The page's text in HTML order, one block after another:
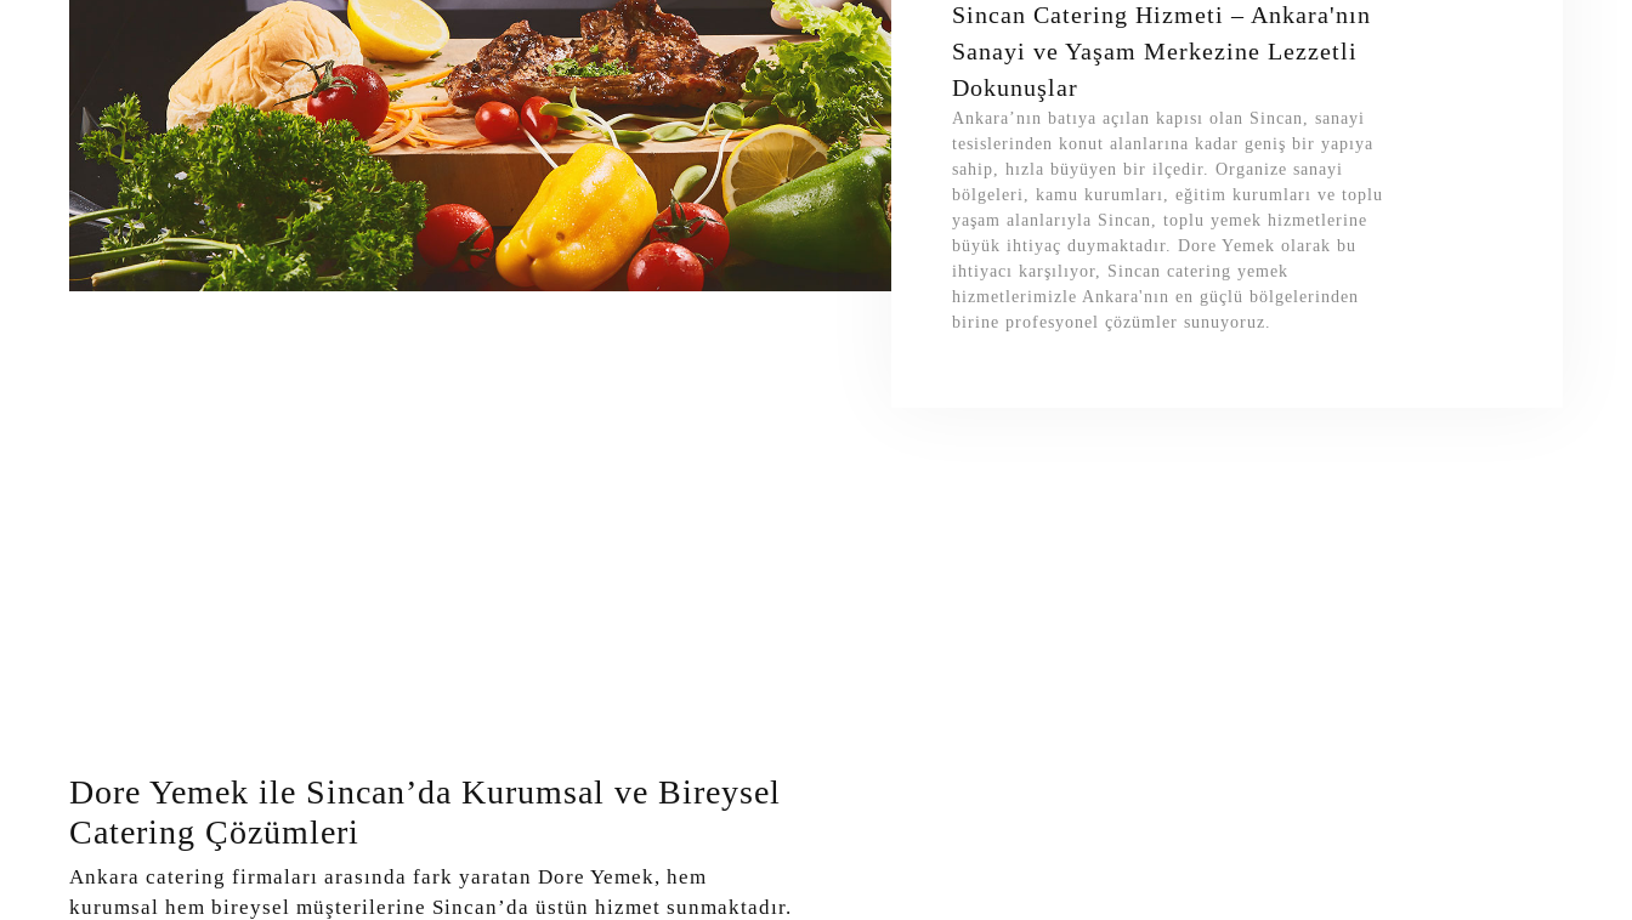
Sincan Catering Hizmeti – Ankara'nın
Sanayi ve Yaşam Merkezine Lezzetli
Dokunuşlar
Ankara’nın batıya açılan kapısı olan Sincan, sanayi
tesislerinden konut alanlarına kadar geniş bir yapıya
sahip, hızla büyüyen bir ilçedir. Organize sanayi
bölgeleri, kamu kurumları, eğitim kurumları ve toplu
yaşam alanlarıyla Sincan, toplu yemek hizmetlerine
büyük ihtiyaç duymaktadır. Dore Yemek olarak bu
ihtiyacı karşılıyor, Sincan catering yemek
hizmetlerimizle Ankara'nın en güçlü bölgelerinden
birine profesyonel çözümler sunuyoruz.
Dore Yemek ile Sincan’da Kurumsal ve Bireysel
Catering Çözümleri
Ankara catering firmaları arasında fark yaratan Dore Yemek, hem
kurumsal hem bireysel müşterilerine Sincan’da üstün hizmet sunmaktadır.